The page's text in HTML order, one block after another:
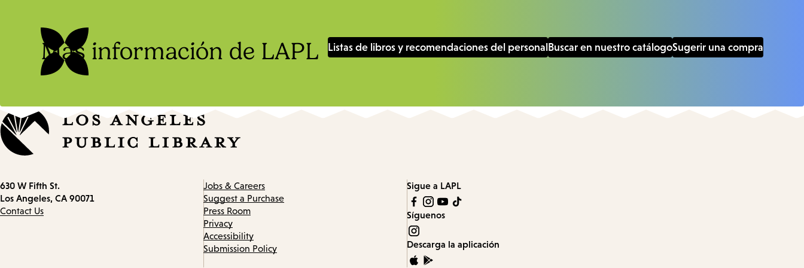
Escape
to
Más información de LAPL Listas de libros y recomendaciones del personal Buscar en nuestro catálogoSugerir una compra
Contact
information
630 W Fifth St.
Los Angeles, CA 90071
Contact Us
Jobs & Careers
Suggest a Purchase
Press Room
Privacy
Accessibility
Submission Policy
Sigue a LAPL
Síguenos
Descarga la aplicación